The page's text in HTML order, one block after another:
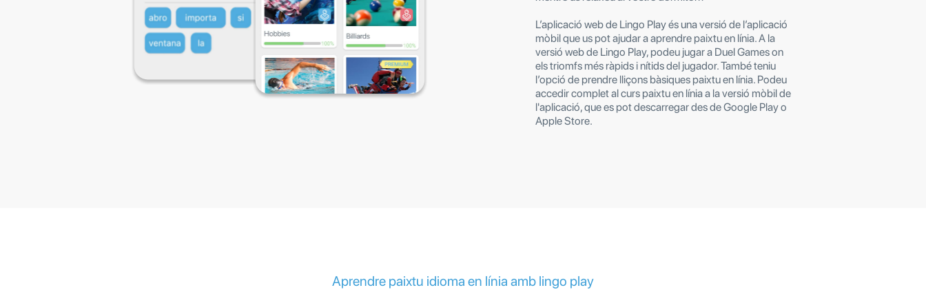
L’aplicació web de Lingo Play és una versió de l’aplicació
mòbil que us pot ajudar a aprendre paixtu en línia. A la
versió web de Lingo Play, podeu jugar a Duel Games on
els triomfs més ràpids i nítids del jugador. També teniu
l’opció de prendre lliçons bàsiques paixtu en línia. Podeu
accedir complet al curs paixtu en línia a la versió mòbil de
l'aplicació, que es pot descarregar des de Google Play o
Apple Store.
Aprendre paixtu idioma en línia amb lingo play